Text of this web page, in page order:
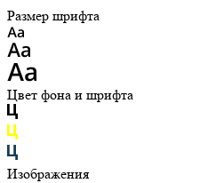
Размер шрифта
Цвет фона и шрифта
Изображения